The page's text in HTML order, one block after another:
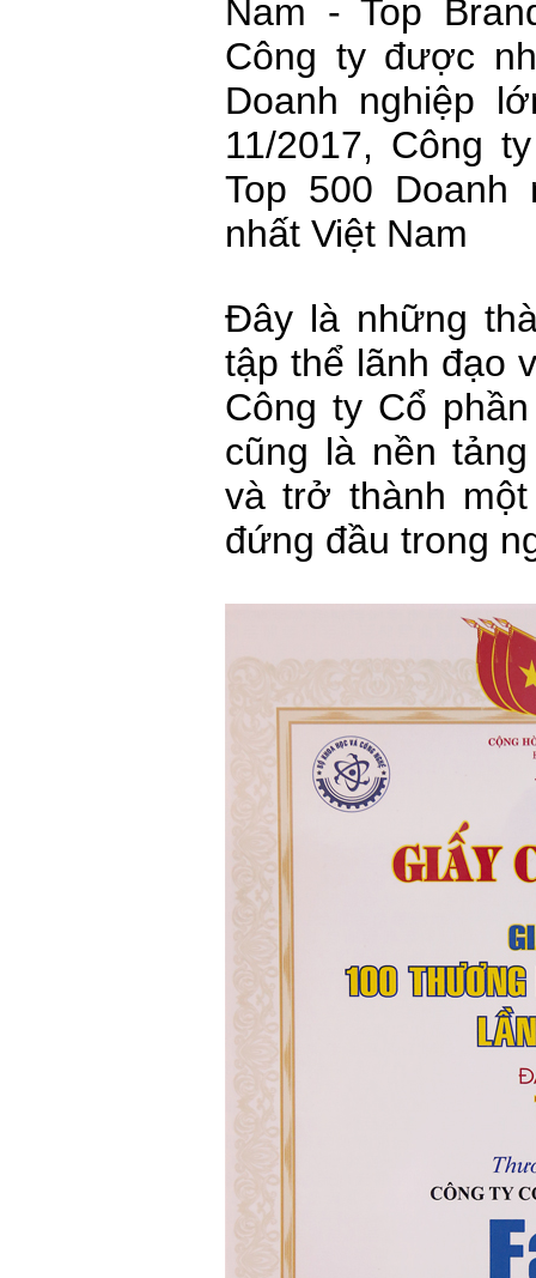
Nam - Top
Công ty được
Doanh nghiệp
11/2017, Công
Top 500
nhất Việt Nam
Đây là những
tập thể lãnh đạo
Công ty Cổ
cũng là nền
và trở thành
đứng đầu trong